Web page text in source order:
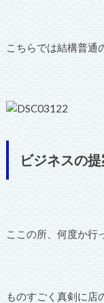
こちらでは結構普通
ビジネスの
ここの所、何度か行
ものすごく真剣に店